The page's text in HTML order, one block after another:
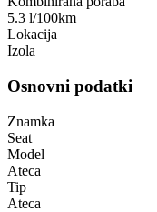
5.3 l/100km
Lokacija
Izola
Osnovni podatki
Znamka
Seat
Model
Ateca
Tip
Ateca